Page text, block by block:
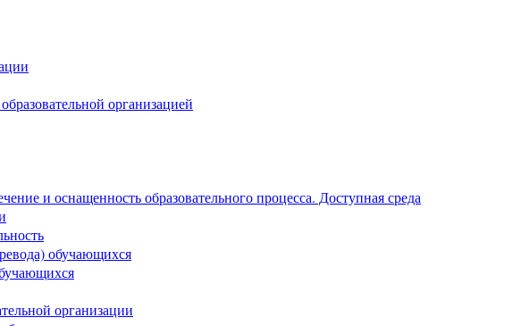
организацией
и оснащенность образовательного процесса. Доступная среда
обучающихся
организации